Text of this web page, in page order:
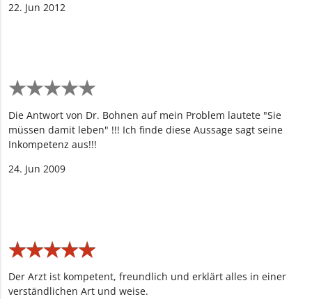
22. Jun 2012
★★★★★
★★★★★
Die Antwort von Dr. Bohnen auf mein Problem lautete "Sie
müssen damit leben" !!! Ich finde diese Aussage sagt seine
Inkompetenz aus!!!
24. Jun 2009
★★★★★
★★★★★
Der Arzt ist kompetent, freundlich und erklärt alles in einer
verständlichen Art und weise.